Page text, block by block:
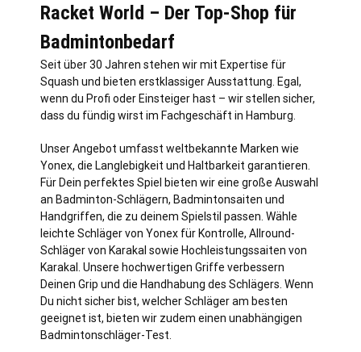
Racket World – Der Top-Shop für
Badmintonbedarf
Seit über 30 Jahren stehen wir mit Expertise für
Squash und bieten erstklassiger Ausstattung. Egal,
wenn du Profi oder Einsteiger hast – wir stellen sicher,
dass du fündig wirst im Fachgeschäft in Hamburg
Unser Angebot umfasst weltbekannte Marken wie
Yonex, die Langlebigkeit und Haltbarkeit garantieren.
Für Dein perfektes Spiel bieten wir eine große Auswahl
an Badminton-Schlägern, Badmintonsaiten und
Handgriffen, die zu deinem Spielstil passen. Wähle
leichte Schläger von Yonex für Kontrolle, Allround-
Schläger von Karakal sowie Hochleistungssaiten von
Karakal. Unsere hochwertigen Griffe verbessern
Deinen Grip und die Handhabung des Schlägers. Wenn
Du nicht sicher bist, welcher Schläger am besten
geeignet ist, bieten wir zudem einen unabhängigen
Badmintonschläger-Test.